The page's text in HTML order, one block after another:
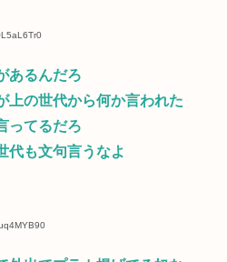
あるんだろ
上の世代から何か言われた
ってるだろ
代も文句言うなよ